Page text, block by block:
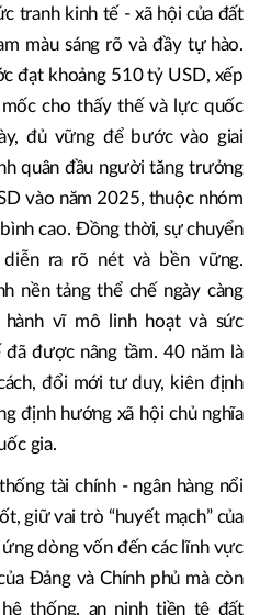
là đối tác tài chính tin cậy,
vào kỷ nguyên phát triển
mình
tranh kinh tế - xã hội của đất
màu sáng rõ và đầy tự hào.
đạt khoảng 510 tỷ USD, xếp
cho thấy thế và lực quốc
đủ vững để bước vào giai
quân đầu người tăng trưởng
vào năm 2025, thuộc nhóm
cao. Đồng thời, sự chuyển
ra rõ nét và bền vững.
nền tảng thể chế ngày càng
được nâng tầm. 40 năm là
đổi mới tư duy, kiên định
định hướng xã hội chủ nghĩa
gia.